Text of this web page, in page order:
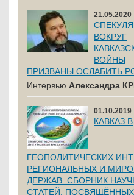
21.05.2020
ВОКРУГ
ВОЙНЫ
ПРИЗВАНЫ ОСЛАБИТЬ
Интервью Александра
01.10.2019
КАВКАЗ В
ГЕОПОЛИТИЧЕСКИХ
РЕГИОНАЛЬНЫХ И
ДЕРЖАВ. СБОРНИК
СТАТЕЙ, ПОСВЯЩЁННЫХ